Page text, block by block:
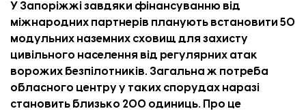
У Запоріжжі завдяки фінансуванню від
міжнародних партнерів планують встановити 50
модульних наземних сховищ для захисту
цивільного населення від регулярних атак
ворожих безпілотників. Загальна ж потреба
обласного центру у таких спорудах наразі
становить близько 200 одиниць. Про це